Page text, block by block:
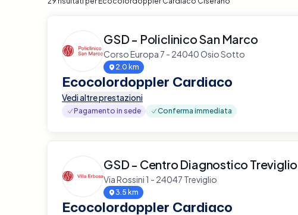
GSD - Policlinico San Marco
Corso Europa 7 - 24040 Osio Sotto
2.0 km
Ecocolordoppler Cardiaco
Vedi altre prestazioni
Pagamento in sede Conferma immediata
GSD - Centro Diagnostico Treviglio
Via Rossini 1 - 24047 Treviglio
3.5 km
Ecocolordoppler Cardiaco